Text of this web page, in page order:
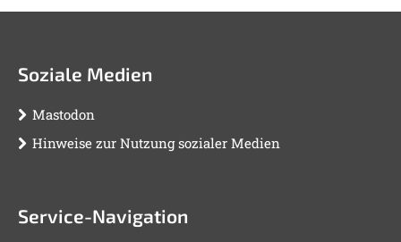
Soziale Medien
Mastodon
Hinweise zur Nutzung sozialer Medien
Service-Navigation